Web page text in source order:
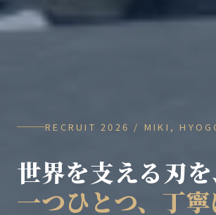
RECRUIT 2026 / MIKI,
世界を支える刃を
一つひとつ、丁寧